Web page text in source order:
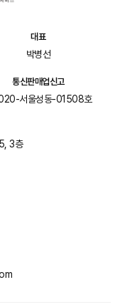
대표
박병선
통신판매업신고
서울성동-01508호
3층